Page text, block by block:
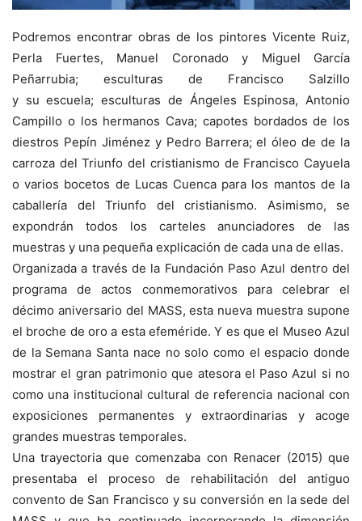
Podremos encontrar obras de los pintores Vicente Ruiz,
Perla Fuertes, Manuel Coronado y Miguel García
Peñarrubia; esculturas de Francisco Salzillo
y suescuela;esculturas de Ángeles Espinosa, Antonio
Campillo o los hermanos Cava; capotes bordados de los
diestros Pepín Jiménez y Pedro Barrera;el óleo de de la
carroza del Triunfo del cristianismo de Francisco Cayuela
o varios bocetos de Lucas Cuenca para los mantos de la
caballería del Triunfo del cristianismo. Asimismo, se
expondrán todos los carteles anunciadores de las
muestras y una pequeña explicación de cada una de ellas.
Organizada a través de la Fundación Paso Azul dentro del
programa de actos conmemorativos para celebrar el
décimo aniversario del MASS, esta nueva muestra supone
el broche de oro a esta efeméride. Y es que el Museo Azul
de la Semana Santa nace no solo como el espacio donde
mostrar el gran patrimonio que atesora el Paso Azul si no
como una institucional cultural de referencia nacional con
exposiciones permanentes y extraordinarias y acoge
grandes muestras temporales.
Unatrayectoria que comenzaba con Renacer(2015) que
presentaba el proceso de rehabilitación del antiguo
convento de San Francisco y su conversión en la sede del